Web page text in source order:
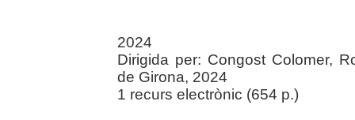
2024
Dirigida per: Congost Colomer,
de Girona, 2024
1 recurs electrònic (654 p.)